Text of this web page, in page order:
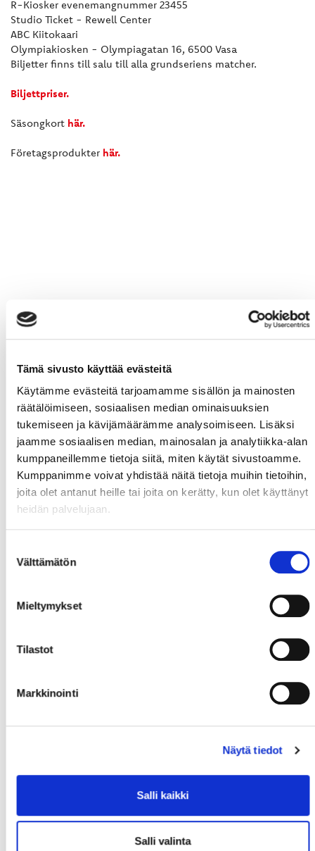
Tämä sivusto käyttää evästeitä
Käytämme evästeitä tarjoamamme sisällön ja mainosten
räätälöimiseen, sosiaalisen median ominaisuuksien
tukemiseen ja kävijämäärämme analysoimiseen. Lisäksi
jaamme sosiaalisen median, mainosalan ja analytiikka-alan
kumppaneillemme tietoja siitä, miten käytät sivustoamme.
Kumppanimme voivat yhdistää näitä tietoja muihin tietoihin,
joita olet antanut heille tai joita on kerätty, kun olet käyttänyt
heidän palvelujaan.
valinta
Välttämätön
Mieltymykset
Tilastot
Markkinointi
Näytä tiedot
Salli kaikki
Salli valinta
R-Kiosker evenemangnummer 23455
Studio Ticket - Rewell Center
ABC Kiitokaari
Olympiakiosken - Olympiagatan 16, 6500 Vasa
Biljetter finns till salu till alla grundseriens matcher.
Biljettpriser.
Säsongkort här.
Företagsprodukter här.